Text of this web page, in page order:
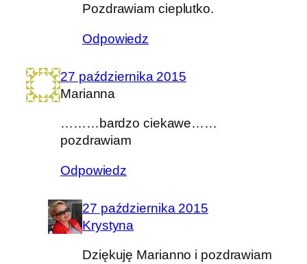
Pozdrawiam cieplutko.
Odpowiedz
27 października 2015
Marianna
………bardzo ciekawe……
pozdrawiam
Odpowiedz
27 października 2015
Krystyna
Dziękuję Marianno i pozdrawiam